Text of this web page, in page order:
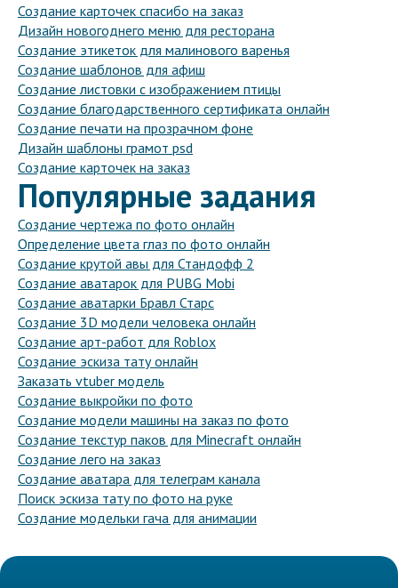
Создание карточек спасибо на заказ
Дизайн новогоднего меню для ресторана
Создание этикеток для малинового варенья
Создание шаблонов для афиш
Создание листовки с изображением птицы
Создание благодарственного сертификата онлайн
Создание печати на прозрачном фоне
Дизайн шаблоны грамот psd
Создание карточек на заказ
Популярные задания
Создание чертежа по фото онлайн
Определение цвета глаз по фото онлайн
Создание крутой авы для Стандофф 2
Создание аватарок для PUBG Mobi
Создание аватарки Бравл Старс
Создание 3D модели человека онлайн
Создание арт-работ для Roblox
Создание эскиза тату онлайн
Заказать vtuber модель
Создание выкройки по фото
Создание модели машины на заказ по фото
Создание текстур паков для Minecraft онлайн
Создание лего на заказ
Создание аватара для телеграм канала
Поиск эскиза тату по фото на руке
Создание модельки гача для анимации